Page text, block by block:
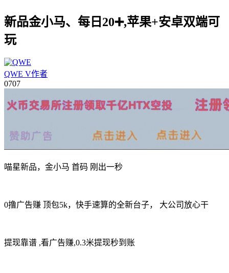
新品金小马、每日20➕,苹果+安卓双端可
玩
QWE V作者
0707
喵星新品，金小马 首码 刚出一秒
0撸广告赚 顶包5k，快手速算的全新台子， 大公司放心干
提现靠谱 ,看广告赚,0.3米提现秒到账